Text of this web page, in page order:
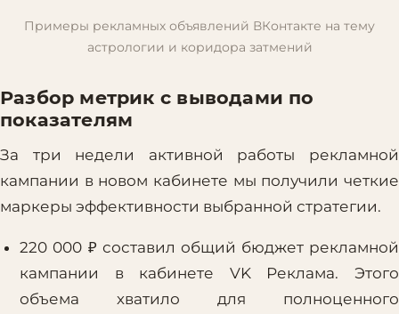
Примеры рекламных объявлений ВКонтакте на тему
астрологии и коридора затмений
Разбор метрик с выводами по
показателям
За три недели активной работы рекламной
кампании в новом кабинете мы получили четкие
маркеры эффективности выбранной стратегии.
220 000 ₽ составил общий бюджет рекламной
кампании в кабинете VK Реклама. Этого
объема хватило для полноценного